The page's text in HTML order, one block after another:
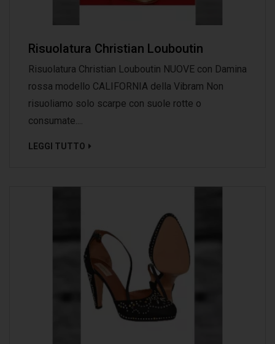
Risuolatura Christian Louboutin
Risuolatura Christian Louboutin NUOVE con Damina
rossa modello CALIFORNIA della Vibram Non
risuoliamo solo scarpe con suole rotte o
consumate....
LEGGI TUTTO